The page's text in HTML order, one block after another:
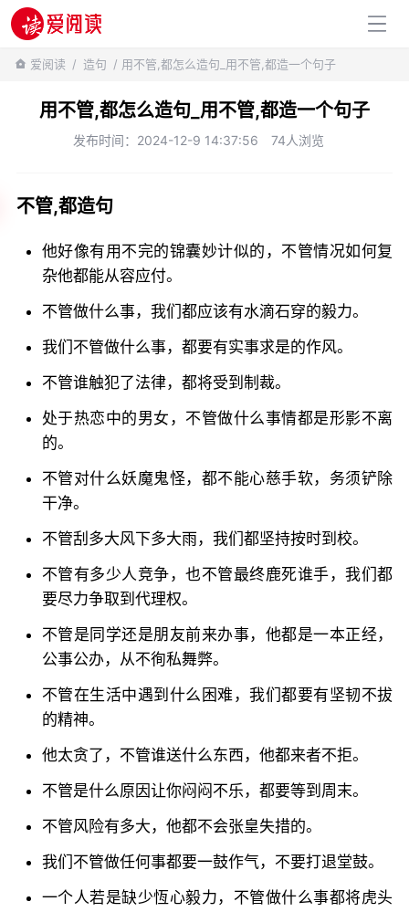
百科知识
爱阅读 / 造句 / 用不管,都怎么造句_用不管,都造一个句子
用不管,都怎么造句_用不管,都造一个句子
发布时间：2024-12-9 14:37:56 74人浏览
不管,都造句
他好像有用不完的锦囊妙计似的，不管情况如何复
杂他都能从容应付。
不管做什么事，我们都应该有水滴石穿的毅力。
我们不管做什么事，都要有实事求是的作风。
不管谁触犯了法律，都将受到制裁。
处于热恋中的男女，不管做什么事情都是形影不离
的。
不管对什么妖魔鬼怪，都不能心慈手软，务须铲除
干净。
不管刮多大风下多大雨，我们都坚持按时到校。
不管有多少人竞争，也不管最终鹿死谁手，我们都
要尽力争取到代理权。
不管是同学还是朋友前来办事，他都是一本正经，
公事公办，从不徇私舞弊。
不管在生活中遇到什么困难，我们都要有坚韧不拔
的精神。
他太贪了，不管谁送什么东西，他都来者不拒。
不管是什么原因让你闷闷不乐，都要等到周末。
不管风险有多大，他都不会张皇失措的。
我们不管做任何事都要一鼓作气，不要打退堂鼓。
一个人若是缺少恆心毅力，不管做什么事都将虎头